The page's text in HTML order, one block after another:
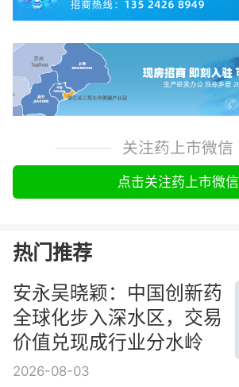
关注药上市微信
点击关注药上市微信
热门推荐
安永吴晓颖：中国创新药
全球化步入深水区，交易
价值兑现成行业分水岭
2026-08-03